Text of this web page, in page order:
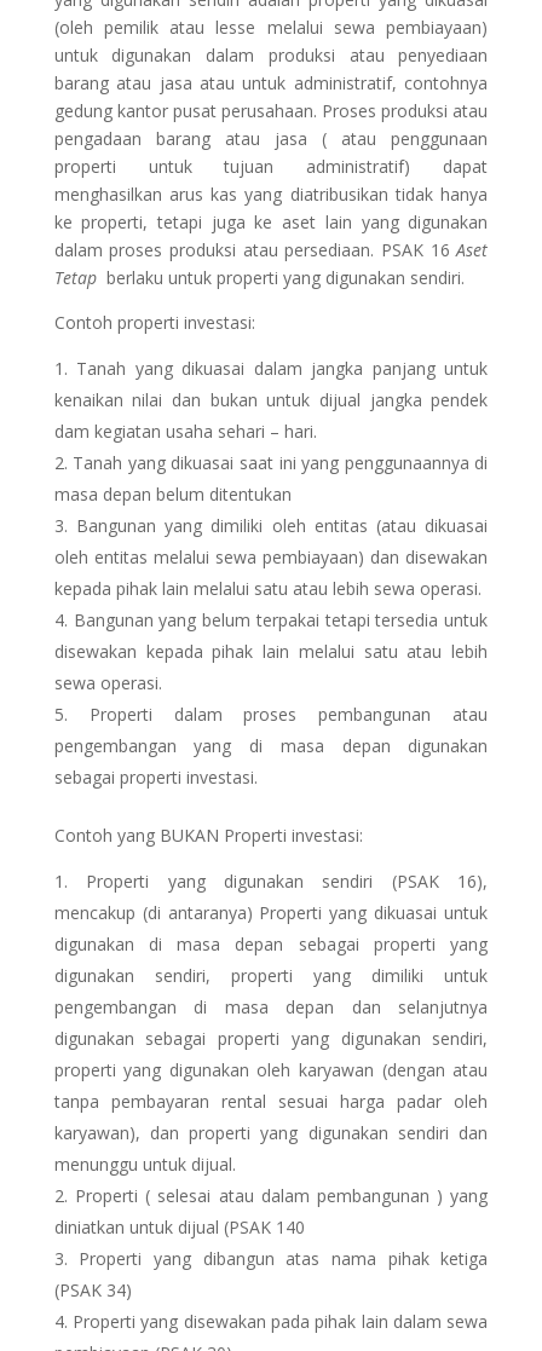
(oleh pemilik atau lesse melalui sewa pembiayaan)
untuk digunakan dalam produksi atau penyediaan
barang atau jasa atau untuk administratif, contohnya
gedung kantor pusat perusahaan. Proses produksi atau
pengadaan barang atau jasa ( atau penggunaan
properti untuk tujuan administratif) dapat
menghasilkan arus kas yang diatribusikan tidak hanya
ke properti, tetapi juga ke aset lain yang digunakan
dalam proses produksi atau persediaan. PSAK 16Aset
Tetap berlaku untuk properti yang digunakan sendiri.
Contoh properti investasi:
Tanah yang dikuasai dalam jangka panjang untuk
kenaikan nilai dan bukan untuk dijual jangka pendek
dam kegiatan usaha sehari – hari.
Tanah yang dikuasai saat ini yang penggunaannya di
masa depan belum ditentukan
Bangunan yang dimiliki oleh entitas (atau dikuasai
oleh entitas melalui sewa pembiayaan) dan disewakan
kepada pihak lain melalui satu atau lebih sewa operasi.
Bangunan yang belum terpakai tetapi tersedia untuk
disewakan kepada pihak lain melalui satu atau lebih
sewa operasi.
Properti dalam proses pembangunan atau
pengembangan yang di masa depan digunakan
sebagai properti investasi.
Contoh yang BUKAN Properti investasi:
Properti yang digunakan sendiri (PSAK 16),
mencakup (di antaranya) Properti yang dikuasai untuk
digunakan di masa depan sebagai properti yang
digunakan sendiri, properti yang dimiliki untuk
pengembangan di masa depan dan selanjutnya
digunakan sebagai properti yang digunakan sendiri,
properti yang digunakan oleh karyawan (dengan atau
tanpa pembayaran rental sesuai harga padar oleh
karyawan), dan properti yang digunakan sendiri dan
menunggu untuk dijual.
Properti ( selesai atau dalam pembangunan ) yang
diniatkan untuk dijual (PSAK 140
Properti yang dibangun atas nama pihak ketiga
(PSAK 34)
Properti yang disewakan pada pihak lain dalam sewa